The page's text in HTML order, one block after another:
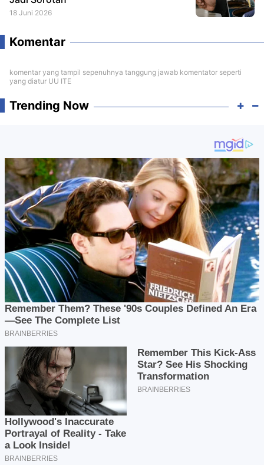
18 Juni 2026
Komentar
komentar yang tampil sepenuhnya tanggung jawab komentator seperti
yang diatur UU ITE
Trending Now